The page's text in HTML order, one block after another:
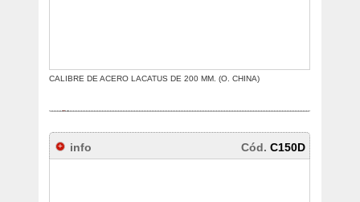
CALIBRE DE ACERO LACATUS DE 200 MM. (O. CHINA)
info Cód.C150D